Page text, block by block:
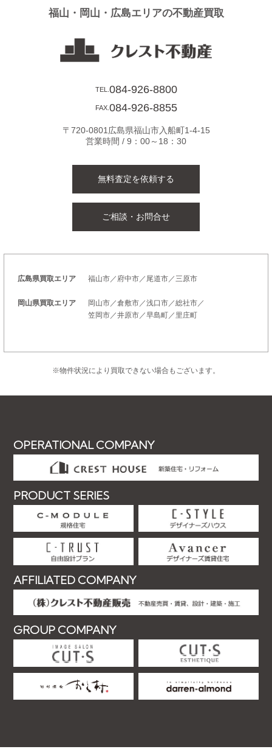
福山・岡山・広島エリアの不動産買取
TEL. 084-926-8800
FAX. 084-926-8855
〒720-0801広島県福山市入船町1-4-15
営業時間 / 9：00～18：30
無料査定を依頼する
ご相談・お問合せ
広島県買取エリア 福山市／府中市／尾道市／三原市
岡山県買取エリア
岡山市／倉敷市／浅口市／総社市／
笠岡市／井原市／早島町／里庄町
※物件状況により買取できない場合もございます。
OPERATIONAL COMPANY
PRODUCT SERIES
AFFILIATED COMPANY
GROUP COMPANY